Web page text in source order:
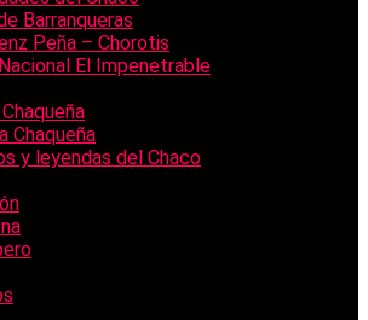
Barranqueras
Peña – Chorotis
El Impenetrable
Chaqueña
y leyendas del Chaco